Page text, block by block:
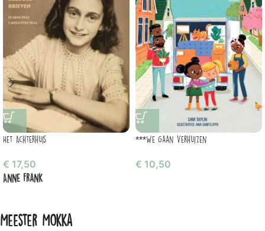
Het Achterhuis
€ 17,50
Anne Frank
***We gaan verhuizen
€ 10,50
Meester Mokka